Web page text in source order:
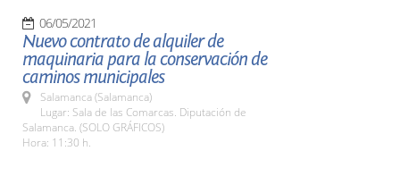
06/05/2021
Nuevo contrato de alquiler de
maquinaria para la conservación de
caminos municipales
Salamanca (Salamanca)
Lugar: Sala de las Comarcas. Diputación de
Salamanca. (SOLO GRÁFICOS)
Hora: 11:30 h.